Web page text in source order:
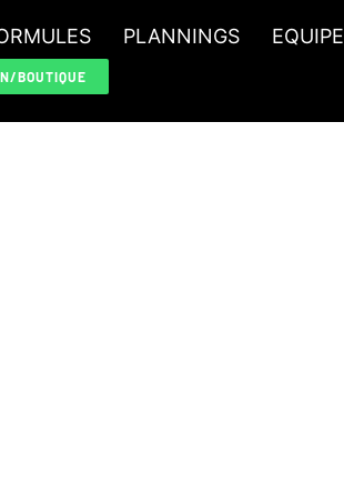
PLANNINGS EQUIPE
BOUTIQUE